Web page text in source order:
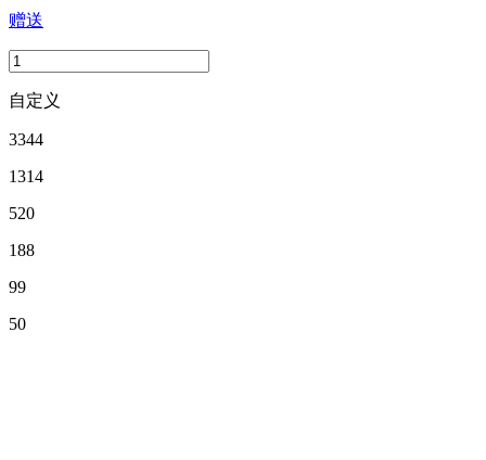
赠送
自定义
3344
1314
520
188
99
50